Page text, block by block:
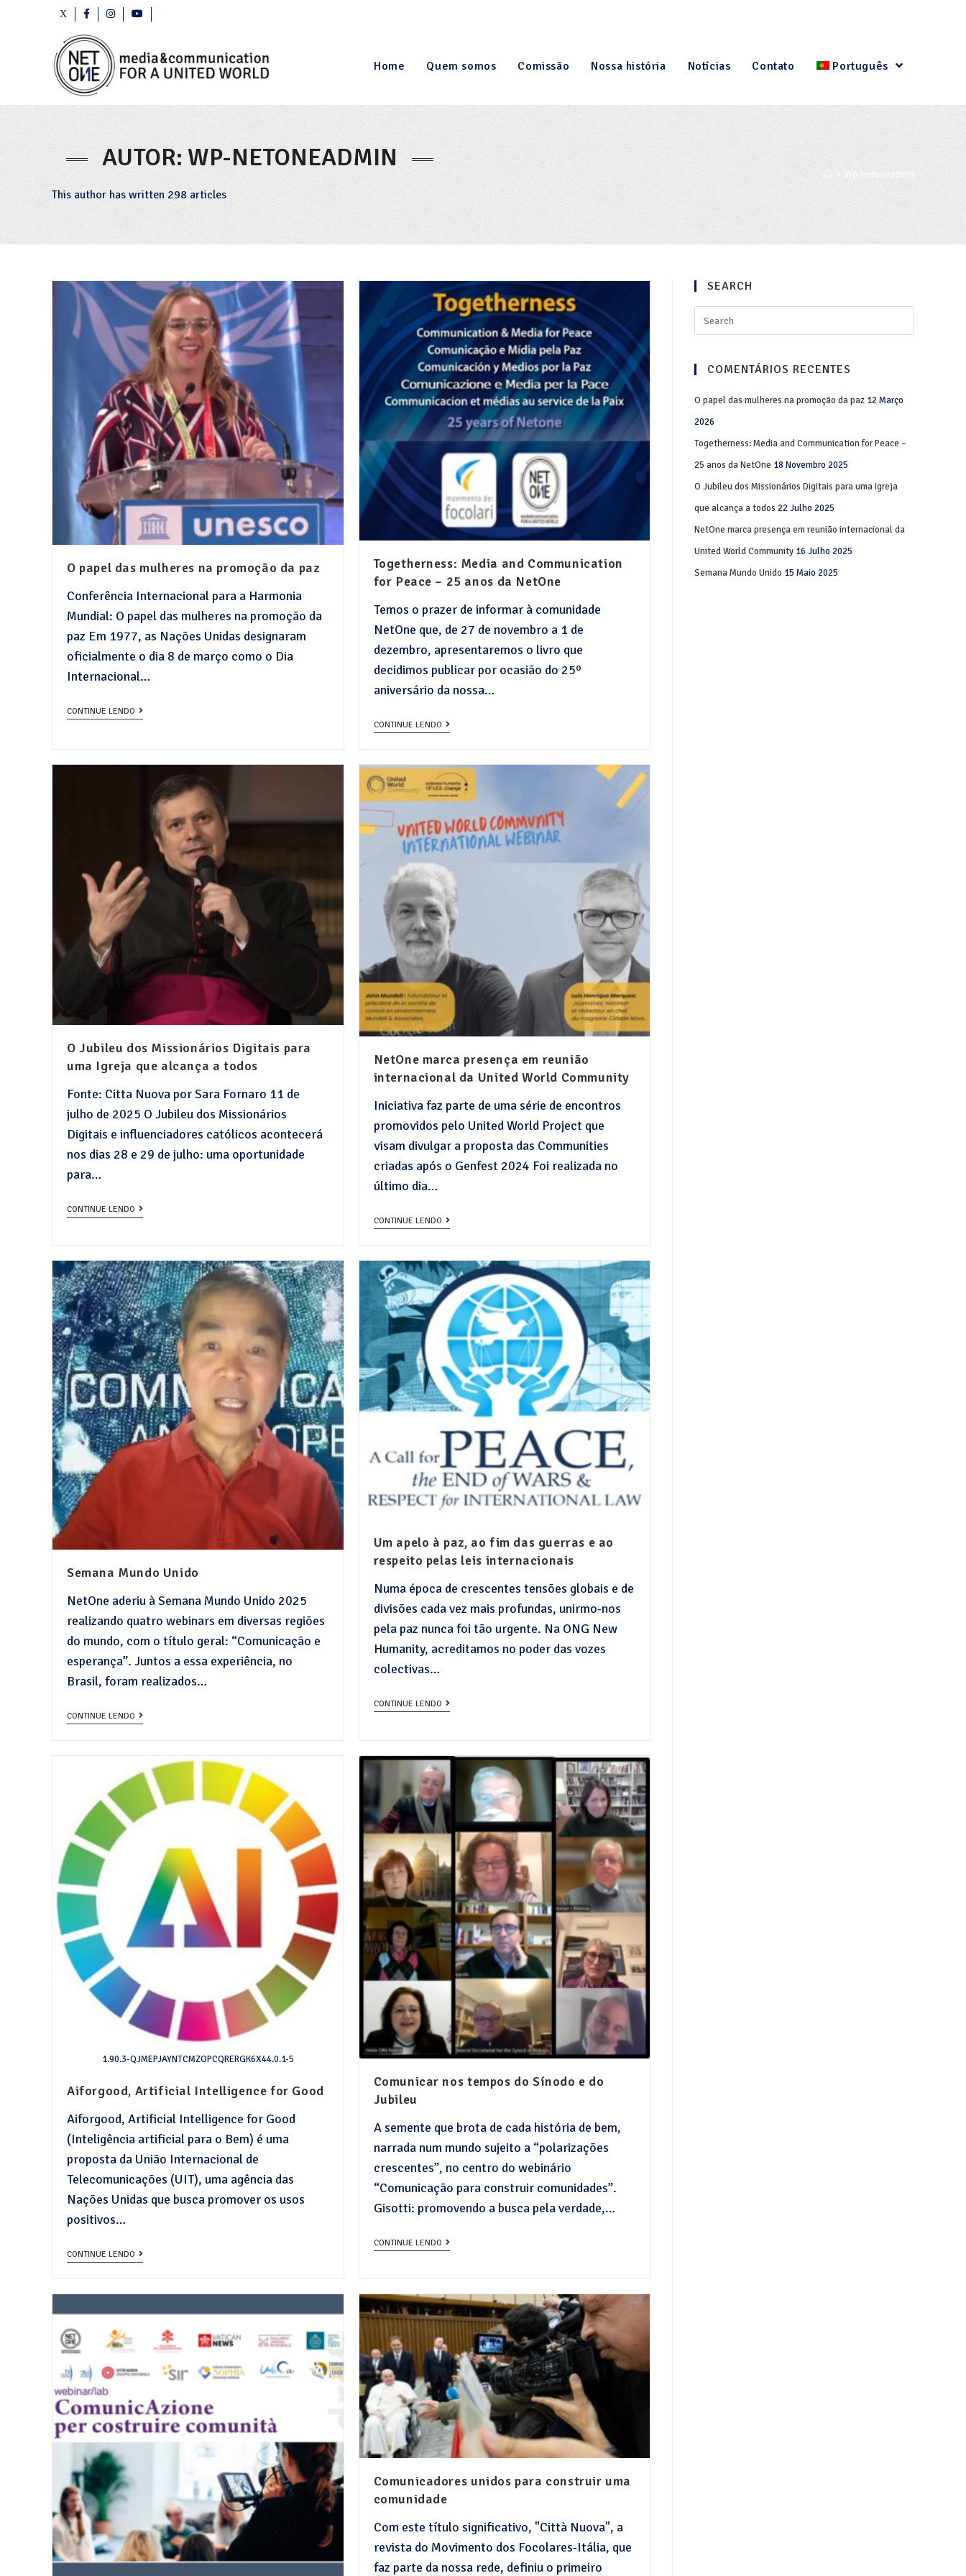
Home Quem somos Comissão Nossa história Notícias Contato Português
AUTOR: WP-NETONEADMIN
This author has written 298 articles
Wp-netoneadmin
O papel das mulheres na promoção da paz
Conferência Internacional para a Harmonia
Mundial: O papel das mulheres na promoção da
paz Em 1977, as Nações Unidas designaram
oficialmente o dia 8 de março como o Dia
Internacional…
CONTINUE LENDO
Togetherness: Media and Communication
for Peace – 25 anos da NetOne
Temos o prazer de informar à comunidade
NetOne que, de 27 de novembro a 1 de
dezembro, apresentaremos o livro que
decidimos publicar por ocasião do 25º
aniversário da nossa…
CONTINUE LENDO
O Jubileu dos Missionários Digitais para
uma Igreja que alcança a todos
Fonte: Citta Nuova por Sara Fornaro 11 de
julho de 2025 O Jubileu dos Missionários
Digitais e influenciadores católicos acontecerá
nos dias 28 e 29 de julho: uma oportunidade
para…
CONTINUE LENDO
NetOne marca presença em reunião
internacional da United World Community
Iniciativa faz parte de uma série de encontros
promovidos pelo United World Project que
visam divulgar a proposta das Communities
criadas após o Genfest 2024 Foi realizada no
último dia…
CONTINUE LENDO
Semana Mundo Unido
NetOne aderiu à Semana Mundo Unido 2025
realizando quatro webinars em diversas regiões
do mundo, com o título geral: “Comunicação e
esperança”. Juntos a essa experiência, no
Brasil, foram realizados…
CONTINUE LENDO
Um apelo à paz, ao fim das guerras e ao
respeito pelas leis internacionais
Numa época de crescentes tensões globais e de
divisões cada vez mais profundas, unirmo-nos
pela paz nunca foi tão urgente. Na ONG New
Humanity, acreditamos no poder das vozes
colectivas…
CONTINUE LENDO
1.90.3-QJMEPJAYNTCMZOPCQRERGK6X44.0.1-5
Aiforgood, Artificial Intelligence for Good
Aiforgood, Artificial Intelligence for Good
(Inteligência artificial para o Bem) é uma
proposta da União Internacional de
Telecomunicações (UIT), uma agência das
Nações Unidas que busca promover os usos
positivos…
CONTINUE LENDO
Comunicar nos tempos do Sínodo e do
Jubileu
A semente que brota de cada história de bem,
narrada num mundo sujeito a “polarizações
crescentes”, no centro do webinário
“Comunicação para construir comunidades”.
Gisotti: promovendo a busca pela verdade,…
CONTINUE LENDO
Comunicadores unidos para construir uma
comunidade
Com este título significativo, "Città Nuova", a
revista do Movimento dos Focolares-Itália, que
faz parte da nossa rede, definiu o primeiro
SEARCH
COMENTÁRIOS RECENTES
O papel das mulheres na promoção da paz 12 Março
2026
Togetherness: Media and Communication for Peace –
25 anos da NetOne 18 Novembro 2025
O Jubileu dos Missionários Digitais para uma Igreja
que alcança a todos 22 Julho 2025
NetOne marca presença em reunião internacional da
United World Community 16 Julho 2025
Semana Mundo Unido 15 Maio 2025